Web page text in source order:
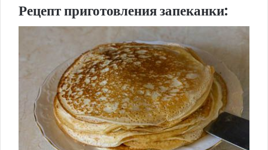
Рецепт приготовления запеканки: